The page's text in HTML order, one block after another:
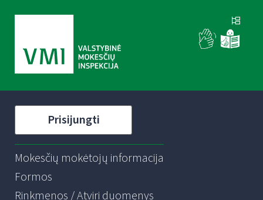
Prisijungti
Mokesčių mokėtojų informacija
Formos
Rinkmenos / Atviri duomenys